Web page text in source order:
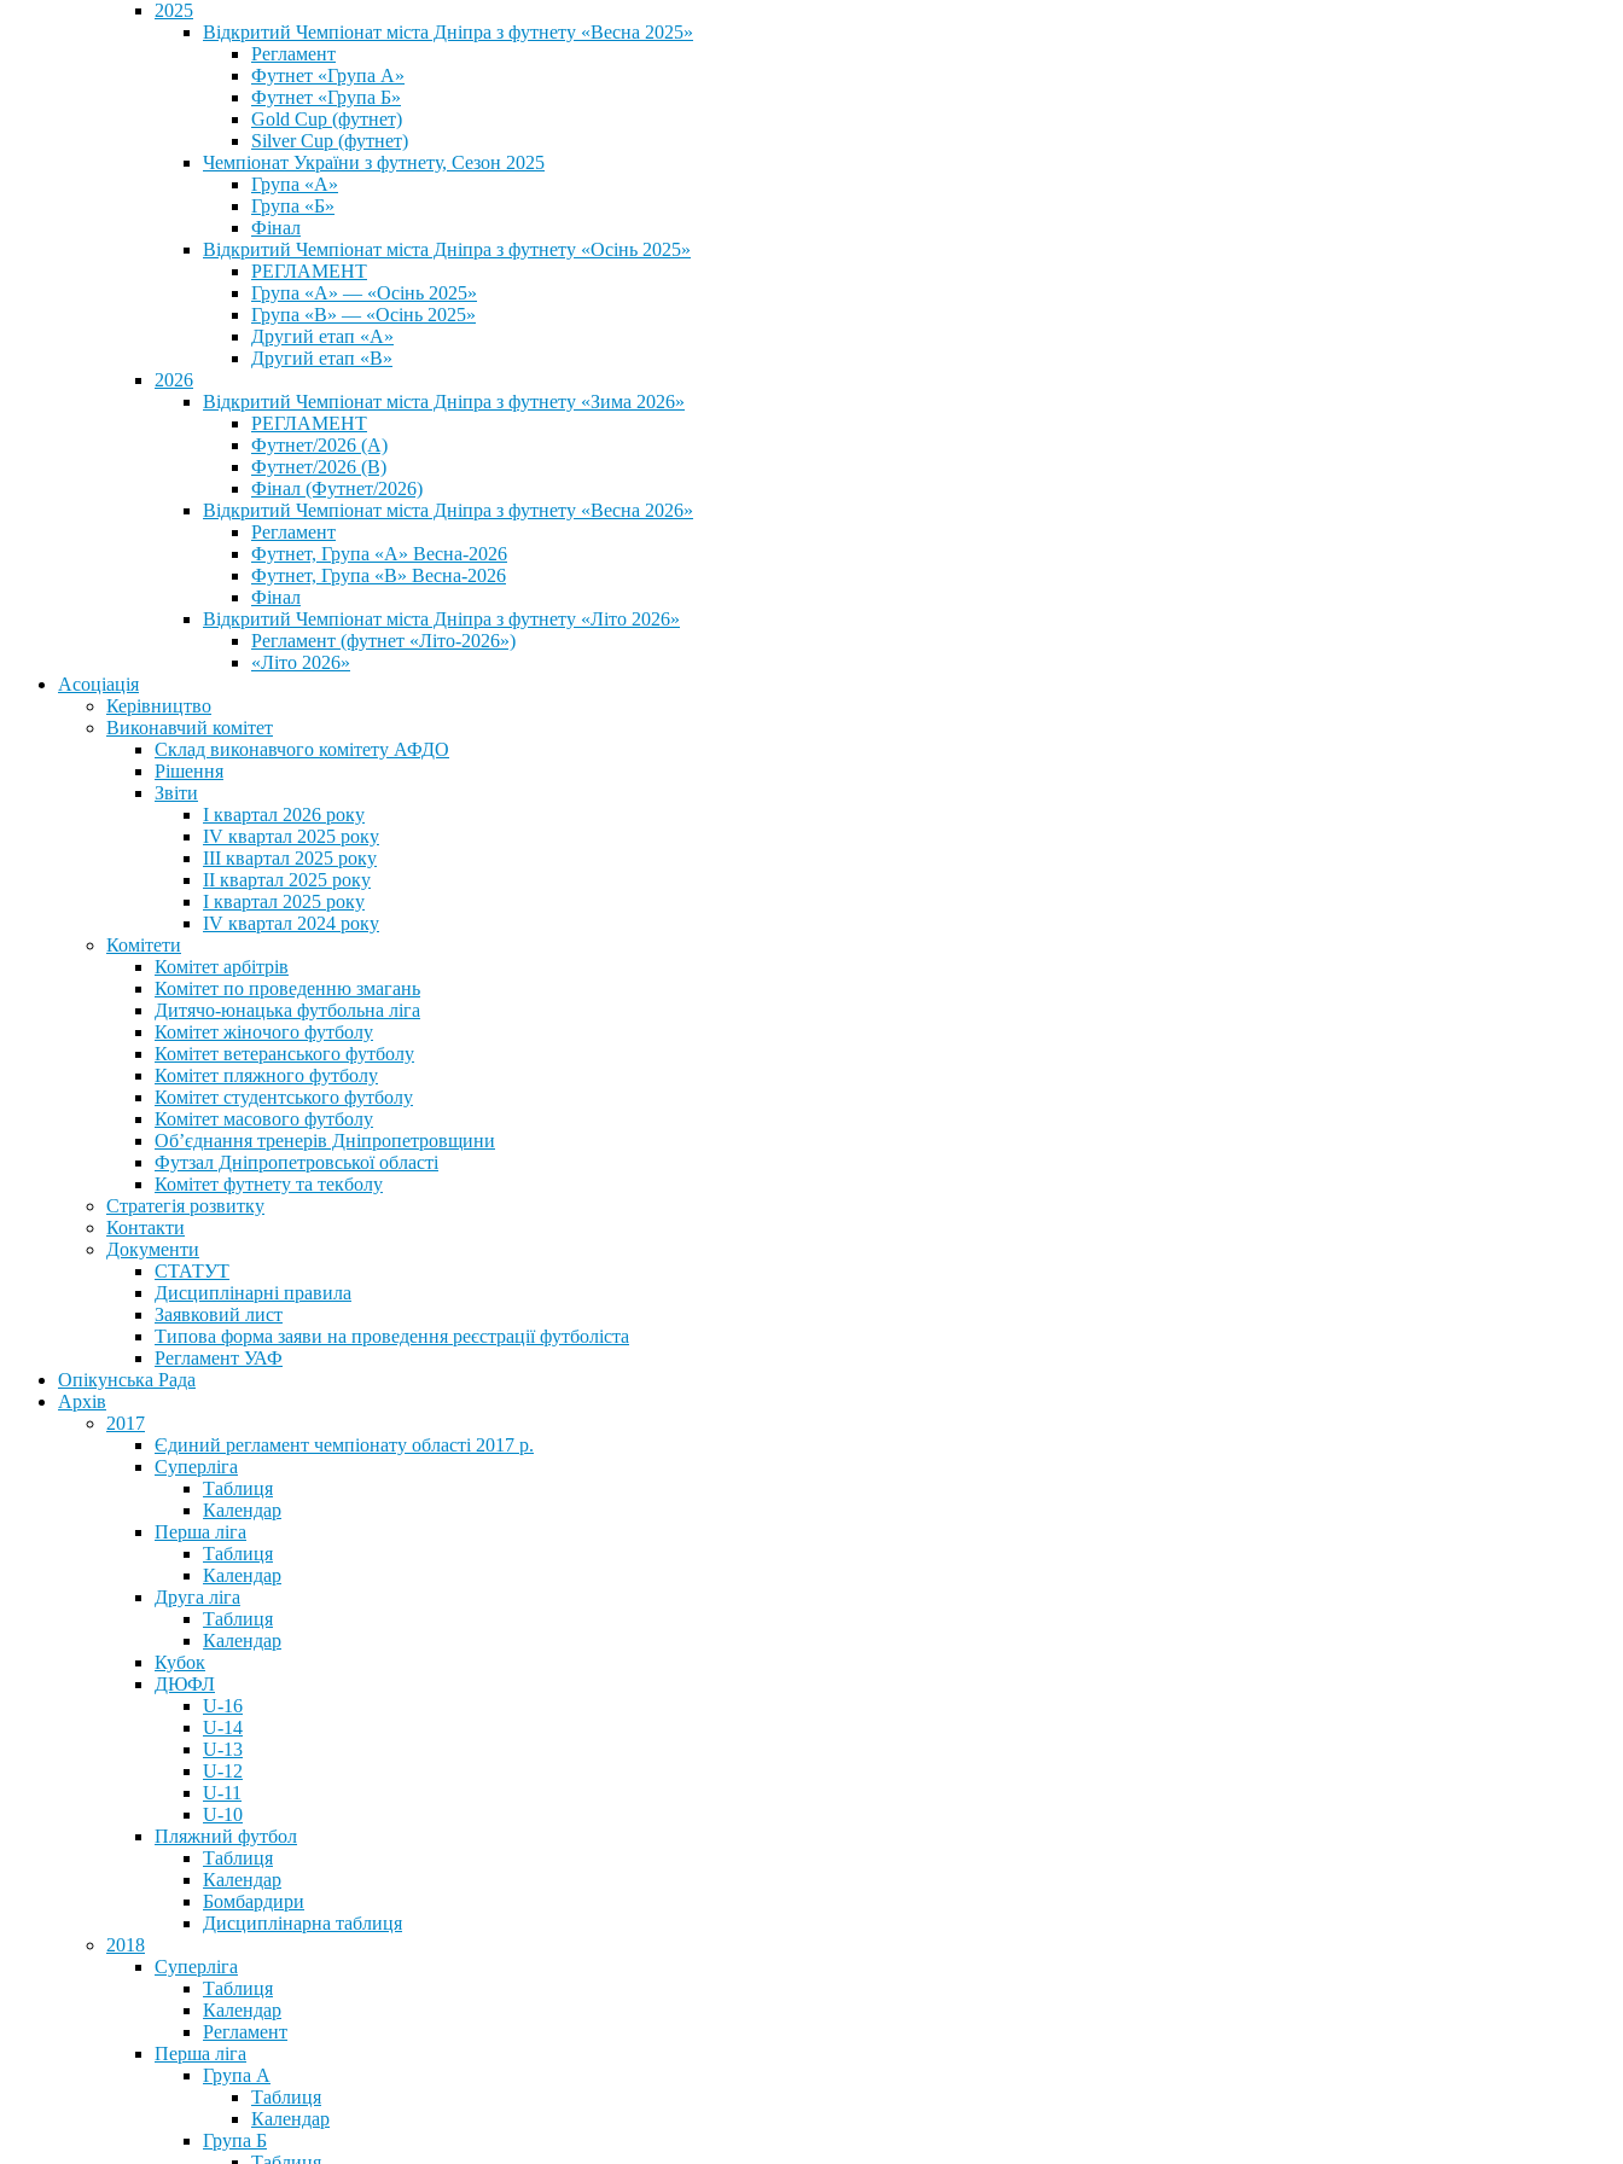
2025
Відкритий Чемпіонат міста Дніпра з футнету «Весна 2025»
Регламент
Футнет «Група А»
Футнет «Група Б»
Gold Cup (футнет)
Silver Cup (футнет)
Чемпіонат України з футнету, Сезон 2025
Група «А»
Група «Б»
Фінал
Відкритий Чемпіонат міста Дніпра з футнету «Осінь 2025»
РЕГЛАМЕНТ
Група «А» — «Осінь 2025»
Група «В» — «Осінь 2025»
Другий етап «А»
Другий етап «В»
2026
Відкритий Чемпіонат міста Дніпра з футнету «Зима 2026»
РЕГЛАМЕНТ
Футнет/2026 (А)
Футнет/2026 (В)
Фінал (Футнет/2026)
Відкритий Чемпіонат міста Дніпра з футнету «Весна 2026»
Регламент
Футнет, Група «А» Весна-2026
Футнет, Група «В» Весна-2026
Фінал
Відкритий Чемпіонат міста Дніпра з футнету «Літо 2026»
Регламент (футнет «Літо-2026»)
«Літо 2026»
Асоціація
Керівництво
Виконавчий комітет
Склад виконавчого комітету АФДО
Рішення
Звіти
I квартал 2026 року
IV квартал 2025 року
III квартал 2025 року
II квартал 2025 року
I квартал 2025 року
IV квартал 2024 року
Комітети
Комітет арбітрів
Комітет по проведенню змагань
Дитячо-юнацька футбольна ліга
Комітет жіночого футболу
Комітет ветеранського футболу
Комітет пляжного футболу
Комітет студентського футболу
Комітет масового футболу
Обʼєднання тренерів Дніпропетровщини
Футзал Дніпропетровської області
Комітет футнету та текболу
Стратегія розвитку
Контакти
Документи
СТАТУТ
Дисциплінарні правила
Заявковий лист
Типова форма заяви на проведення реєстрації футболіста
Регламент УАФ
Опікунська Рада
Архів
2017
Єдиний регламент чемпіонату області 2017 р.
Суперліга
Таблиця
Календар
Перша ліга
Таблиця
Календар
Друга ліга
Таблиця
Календар
Кубок
ДЮФЛ
U-16
U-14
U-13
U-12
U-11
U-10
Пляжний футбол
Таблиця
Календар
Бомбардири
Дисциплінарна таблиця
2018
Суперліга
Таблиця
Календар
Регламент
Перша ліга
Група А
Таблиця
Календар
Група Б